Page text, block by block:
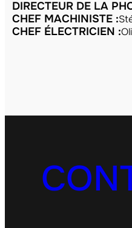
DIRECTEUR DE LA
CHEF MACHINISTE :
CHEF ÉLECTRICIEN :